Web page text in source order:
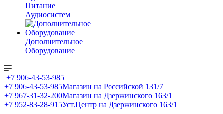
Питание
Аудиосистем
Дополнительное
Оборудование
+7 906-43-53-985
+7 906-43-53-985Магазин на Российской 131/7
+7 967-31-32-200Магазин на Дзержинского 163/1
+7 952-83-28-915Уст.Центр на Дзержинского 163/1